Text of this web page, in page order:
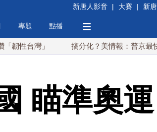
新唐人影音 | 大賽 | 新
專題 點播
灣」 搞分化？美情報：普京最快今秋 試
瞄準奧運